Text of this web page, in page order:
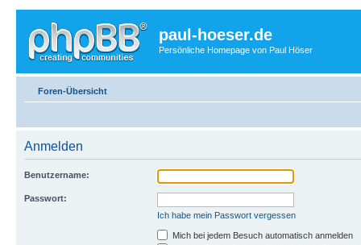
paul-hoeser.de
Persönliche Homepage von Paul Höser
Foren-Übersicht
Anmelden
Benutzername:
Passwort:
Ich habe mein Passwort vergessen
Mich bei jedem Besuch automatisch anmelden